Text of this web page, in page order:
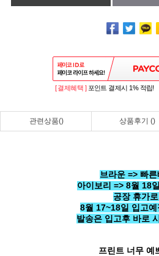
[ 결제혜택 ] 포인트 결제시 1% 적립!
관련상품() 상품후기 ()
브라운 => 빠
아이보리 => 8월 18
공장 휴가로
8월 17~18일 입고예
발송은 입고후 바로
프린트 너무 예